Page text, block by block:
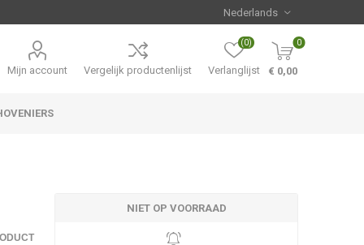
Mijn account Vergelijk productenlijst Verlanglijst
(0) 0
€ 0,00
NIET OP VOORRAAD